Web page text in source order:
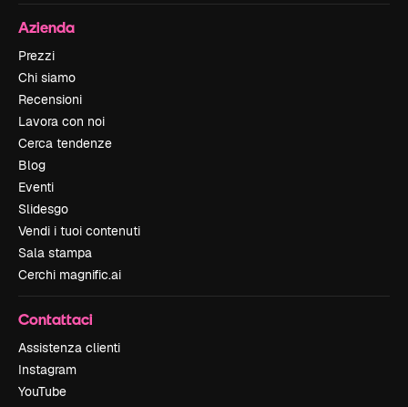
Azienda
Prezzi
Chi siamo
Recensioni
Lavora con noi
Cerca tendenze
Blog
Eventi
Slidesgo
Vendi i tuoi contenuti
Sala stampa
Cerchi magnific.ai
Contattaci
Assistenza clienti
Instagram
YouTube